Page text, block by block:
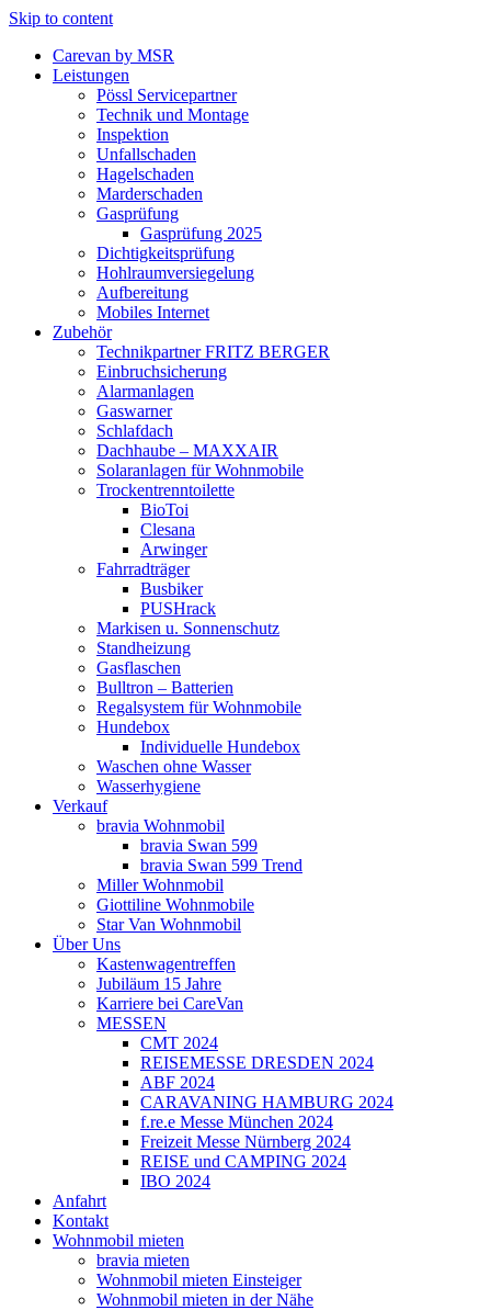
Skip to content
Carevan by MSR
Leistungen
Pössl Servicepartner
Technik und Montage
Inspektion
Unfallschaden
Hagelschaden
Marderschaden
Gasprüfung
Gasprüfung 2025
Dichtigkeitsprüfung
Hohlraumversiegelung
Aufbereitung
Mobiles Internet
Zubehör
Technikpartner FRITZ BERGER
Einbruchsicherung
Alarmanlagen
Gaswarner
Schlafdach
Dachhaube – MAXXAIR
Solaranlagen für Wohnmobile
Trockentrenntoilette
BioToi
Clesana
Arwinger
Fahrradträger
Busbiker
PUSHrack
Markisen u. Sonnenschutz
Standheizung
Gasflaschen
Bulltron – Batterien
Regalsystem für Wohnmobile
Hundebox
Individuelle Hundebox
Waschen ohne Wasser
Wasserhygiene
Verkauf
bravia Wohnmobil
bravia Swan 599
bravia Swan 599 Trend
Miller Wohnmobil
Giottiline Wohnmobile
Star Van Wohnmobil
Über Uns
Kastenwagentreffen
Jubiläum 15 Jahre
Karriere bei CareVan
MESSEN
CMT 2024
REISEMESSE DRESDEN 2024
ABF 2024
CARAVANING HAMBURG 2024
f.re.e Messe München 2024
Freizeit Messe Nürnberg 2024
REISE und CAMPING 2024
IBO 2024
Anfahrt
Kontakt
Wohnmobil mieten
bravia mieten
Wohnmobil mieten Einsteiger
Wohnmobil mieten in der Nähe